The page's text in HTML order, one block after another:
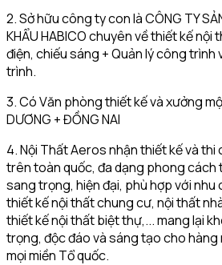
2. Sở hữu công ty con là CÔNG TY
KHẨU HABICO chuyên về thiết kế
điện, chiếu sáng + Quản lý công trình
trình.
3. Có Văn phòng thiết kế và xưởng
DƯƠNG + ĐỒNG NAI
4. Nội Thất Aeros nhận thiết kế và
trên toàn quốc, đa dạng phong cách
sang trọng, hiện đại, phù hợp với
thiết kế nội thất chung cư, nội thất
thiết kế nội thất biệt thự,... mang lại
trọng, độc đáo và sáng tạo cho
mọi miền Tổ quốc.